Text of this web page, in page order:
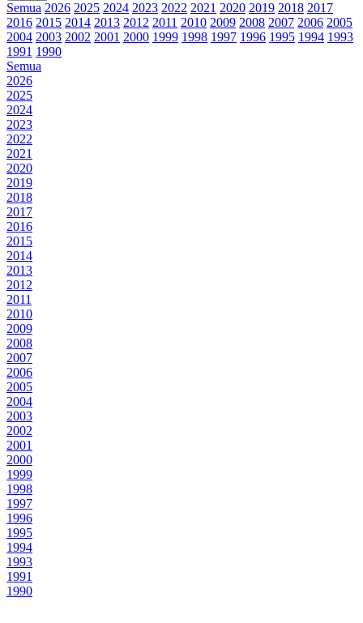
Semua 2026 2025 2024 2023 2022 2021 2020 2019 2018 2017
2016 2015 2014 2013 2012 2011 2010 2009 2008 2007 2006 2005
2004 2003 2002 2001 2000 1999 1998 1997 1996 1995 1994 1993
1991 1990
Semua
2026
2025
2024
2023
2022
2021
2020
2019
2018
2017
2016
2015
2014
2013
2012
2011
2010
2009
2008
2007
2006
2005
2004
2003
2002
2001
2000
1999
1998
1997
1996
1995
1994
1993
1991
1990